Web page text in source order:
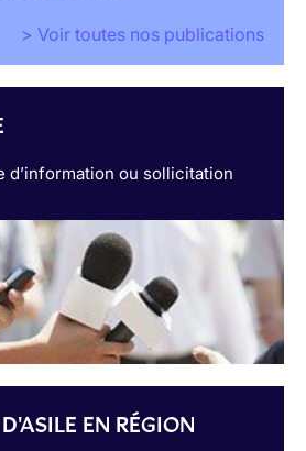
> Voir toutes nos publications
d’information ou sollicitation
EN RÉGION